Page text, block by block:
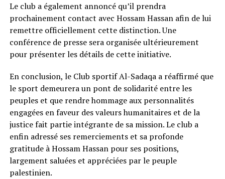
Le club a également annoncé qu’il prendra
prochainement contact avec Hossam Hassan afin de lui
remettre officiellement cette distinction. Une
conférence de presse sera organisée ultérieurement
pour présenter les détails de cette initiative.
En conclusion, le Club sportif Al-Sadaqa a réaffirmé que
le sport demeurera un pont de solidarité entre les
peuples et que rendre hommage aux personnalités
engagées en faveur des valeurs humanitaires et de la
justice fait partie intégrante de sa mission. Le club a
enfin adressé ses remerciements et sa profonde
gratitude à Hossam Hassan pour ses positions,
largement saluées et appréciées par le peuple
palestinien.